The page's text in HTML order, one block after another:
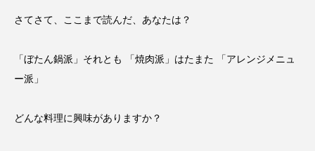
さてさて、ここまで読んだ、あなたは？
「ぼたん鍋派」それとも 「焼肉派」はたまた 「アレンジメニュ
ー派」
どんな料理に興味がありますか？